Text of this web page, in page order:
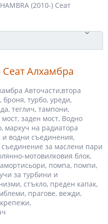
(2010-) Сеат
Сеат Алхамбра
Авточасти,втора
турбо, уреди,
теглич, тампони,
заден мост, Водно
маркуч на радиатора
и водни съединения,
за маслени пари
мотовилковия блок,
помпа, помпи,
за турбини и
стъкло, преден капак,
прагове, вежди,